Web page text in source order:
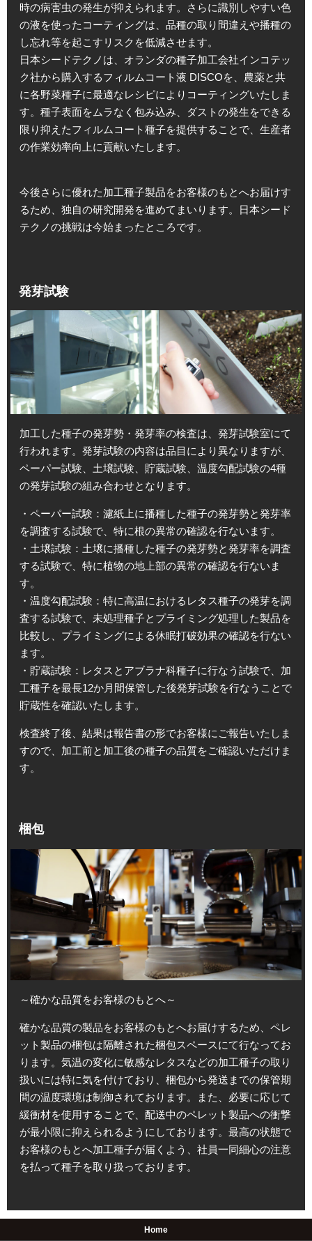
時の病害虫の発生が抑えられます。さらに識別しやすい色
の液を使ったコーティングは、品種の取り間違えや播種の
し忘れ等を起こすリスクを低減させます。
日本シードテクノは、オランダの種子加工会社インコテッ
ク社から購入するフィルムコート液 DISCOを、農薬と共
に各野菜種子に最適なレシピによりコーティングいたしま
す。種子表面をムラなく包み込み、ダストの発生をできる
限り抑えたフィルムコート種子を提供することで、生産者
の作業効率向上に貢献いたします。
今後さらに優れた加工種子製品をお客様のもとへお届けす
るため、独自の研究開発を進めてまいります。日本シード
テクノの挑戦は今始まったところです。
発芽試験
加工した種子の発芽勢・発芽率の検査は、発芽試験室にて
行われます。発芽試験の内容は品目により異なりますが、
ペーパー試験、土壌試験、貯蔵試験、温度勾配試験の4種
の発芽試験の組み合わせとなります。
・ペーパー試験：濾紙上に播種した種子の発芽勢と発芽率
を調査する試験で、特に根の異常の確認を行ないます。
・土壌試験：土壌に播種した種子の発芽勢と発芽率を調査
する試験で、特に植物の地上部の異常の確認を行ないま
す。
・温度勾配試験：特に高温におけるレタス種子の発芽を調
査する試験で、未処理種子とプライミング処理した製品を
比較し、プライミングによる休眠打破効果の確認を行ない
ます。
・貯蔵試験：レタスとアブラナ科種子に行なう試験で、加
工種子を最長12か月間保管した後発芽試験を行なうことで
貯蔵性を確認いたします。
検査終了後、結果は報告書の形でお客様にご報告いたしま
すので、加工前と加工後の種子の品質をご確認いただけま
す。
梱包
～確かな品質をお客様のもとへ～
確かな品質の製品をお客様のもとへお届けするため、ペレ
ット製品の梱包は隔離された梱包スペースにて行なってお
ります。気温の変化に敏感なレタスなどの加工種子の取り
扱いには特に気を付けており、梱包から発送までの保管期
間の温度環境は制御されております。また、必要に応じて
緩衝材を使用することで、配送中のペレット製品への衝撃
が最小限に抑えられるようにしております。最高の状態で
お客様のもとへ加工種子が届くよう、社員一同細心の注意
を払って種子を取り扱っております。
Home